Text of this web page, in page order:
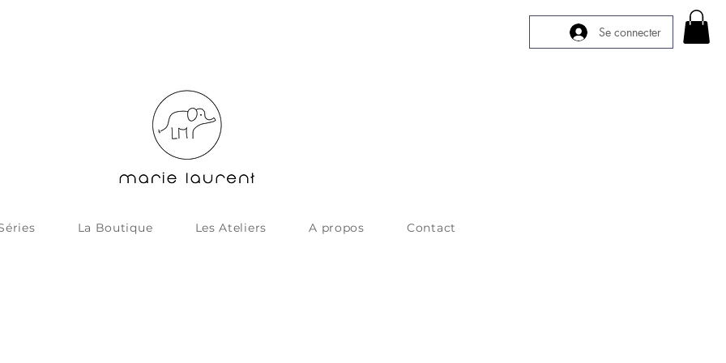
Se connecter
La Boutique Les Ateliers A propos Contact